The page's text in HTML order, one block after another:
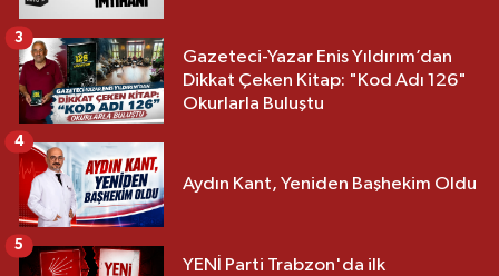
Gazeteci-Yazar Enis Yıldırım’dan
Dikkat Çeken Kitap: "Kod Adı 126"
Okurlarla Buluştu
3
Aydın Kant, Yeniden Başhekim Oldu
4
YENİ Parti Trabzon'da ilk
5